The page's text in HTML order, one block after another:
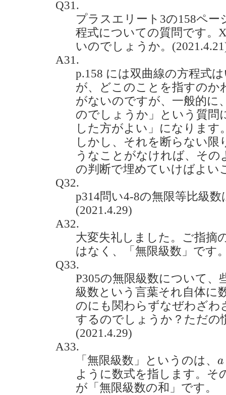
Q31.
プラスエリート3の158ペ
程式についての質問です。
いのでしょうか。
A31.
p.158 には双曲線の方程式
が、どこのことを指すのか
がないのですが、一般的に
のでしょうか」という質問
した方がよい」になります
しかし、それを断らない限
うなことがなければ、その
の判断で埋めていけばよい
Q32.
p314問い4-8の無限等比級
(2021.4.29)
A32.
大変失礼しました。ご指摘
はなく、「無限級数」です
Q33.
P305の無限級数について、
級数という言葉それ自体に
のにも関わらずなぜわざわ
するのでしょうか？ただの
(2021.4.29)
A33.
「無限級数」というのは、 a
ように数式を指します。そ
が「無限級数の和」です。